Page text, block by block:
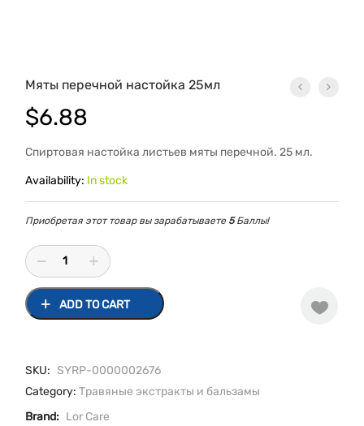
Мяты перечной настойка 25мл
$6.88
Спиртовая настойка листьев мяты перечной. 25 мл.
Availability: In stock
Приобретая этот товар вы зарабатываете 5Баллы!
ADD TO CART
SKU: SYRP-0000002676
Category: Травяные экстракты и бальзамы
Brand: Lor Care